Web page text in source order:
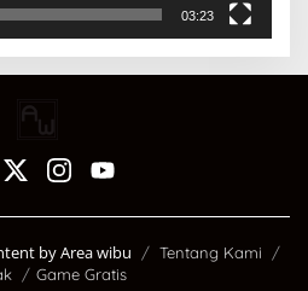
03:23
by Area wibu
Tentang Kami
Game Gratis